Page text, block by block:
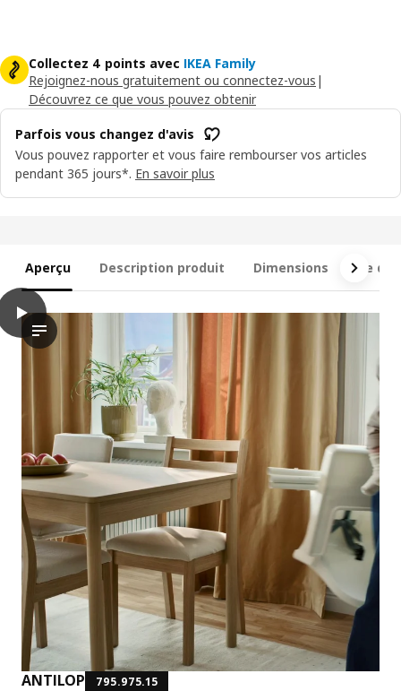
Collectez 4 points avec IKEA Family
Rejoignez-nous gratuitement ou connectez-vous |
Découvrez ce que vous pouvez obtenir
Parfois vous changez d'avis
Vous pouvez rapporter et vous faire rembourser vos articles
pendant 365 jours*. En savoir plus
Aperçu Description produit Dimensions Ce
ANTILOP 795.975.15
play
La vidéo met en scène une personne manipulant et faisant
ANTILOP Structure chaise haute+tablette, blanc/blanc